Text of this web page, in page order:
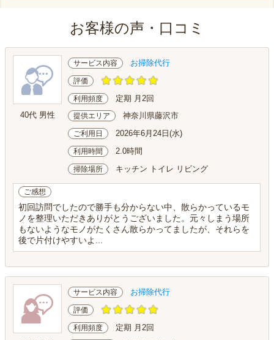
お客様の声・口コミ
40代 男性
サービス内容 お掃除代行
評価
利用頻度 定期 月2回
提供エリア 神奈川県藤沢市
ご利用日 2026年6月24日(水)
利用時間 2.0時間
掃除場所 キッチン トイレ リビング
ご感想
初回訪問でしたので勝手も分からない中、散らかっているモ
ノを整理いただきありがとうございました。元々しまう場所
もないようなモノがたくさん散らかってましたが、それらを
後で片付けやすいよ...
サービス内容 お掃除代行
評価
利用頻度 定期 月2回